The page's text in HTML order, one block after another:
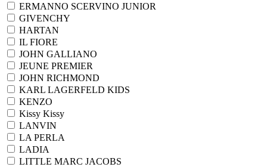
ERMANNO SCERVINO JUNIOR
GIVENCHY
HARTAN
IL FIORE
JOHN GALLIANO
JEUNE PREMIER
JOHN RICHMOND
KARL LAGERFELD KIDS
KENZO
Kissy Kissy
LANVIN
LA PERLA
LADIA
LITTLE MARC JACOBS